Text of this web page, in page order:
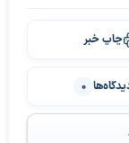
چاپ خبر
0